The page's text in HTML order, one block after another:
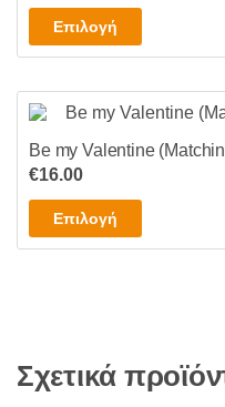
επιλογές
μπορούν
επιλεγούν
στη
σελίδα
προϊόντος
Επιλογή
το
πολλαπλές
επιλογές
μπορούν
του
προϊόντος
Be my Valentine
€16.00
Επιλογή
το
Οι
Σχετικά